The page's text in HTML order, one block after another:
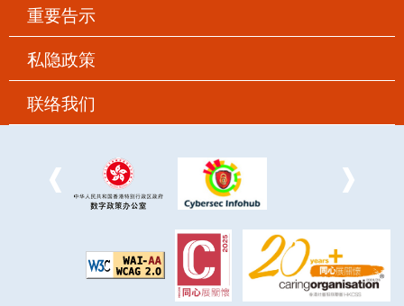
重要告示
私隐政策
联络我们